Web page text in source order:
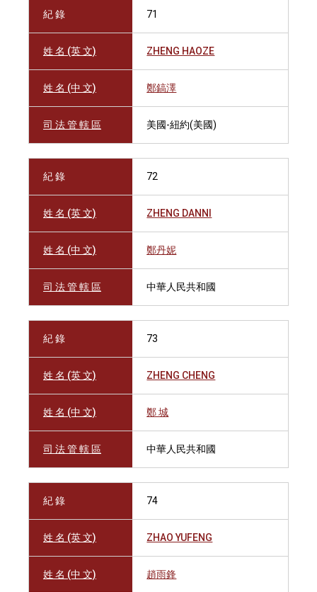
紀 錄 71
姓 名 (英 文) ZHENG HAOZE
姓 名 (中 文) 鄭鎬澤
司 法 管 轄 區 美國-紐約(美國)
紀 錄 72
姓 名 (英 文) ZHENG DANNI
姓 名 (中 文) 鄭丹妮
司 法 管 轄 區 中華人民共和國
紀 錄 73
姓 名 (英 文) ZHENG CHENG
姓 名 (中 文) 鄭 城
司 法 管 轄 區 中華人民共和國
紀 錄 74
姓 名 (英 文) ZHAO YUFENG
姓 名 (中 文) 趙雨鋒